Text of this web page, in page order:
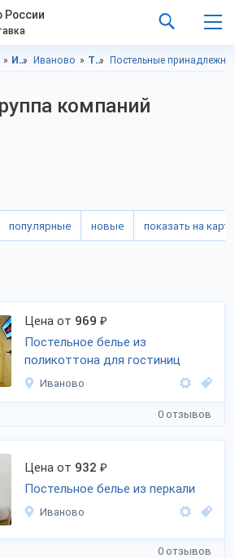
России
Ивановская область Иваново Товары для дома Постельные
компаний
популярные новые показать на карте
Цена от 969 ₽
Постельное белье из
поликоттона для гостиниц
Иваново
0 отзывов
Цена от 932 ₽
Постельное белье из перкали
Иваново
0 отзывов